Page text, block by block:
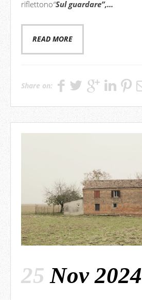
riflettono“Sul guardare”,...
READ MORE
Share on:
25 Nov 2024